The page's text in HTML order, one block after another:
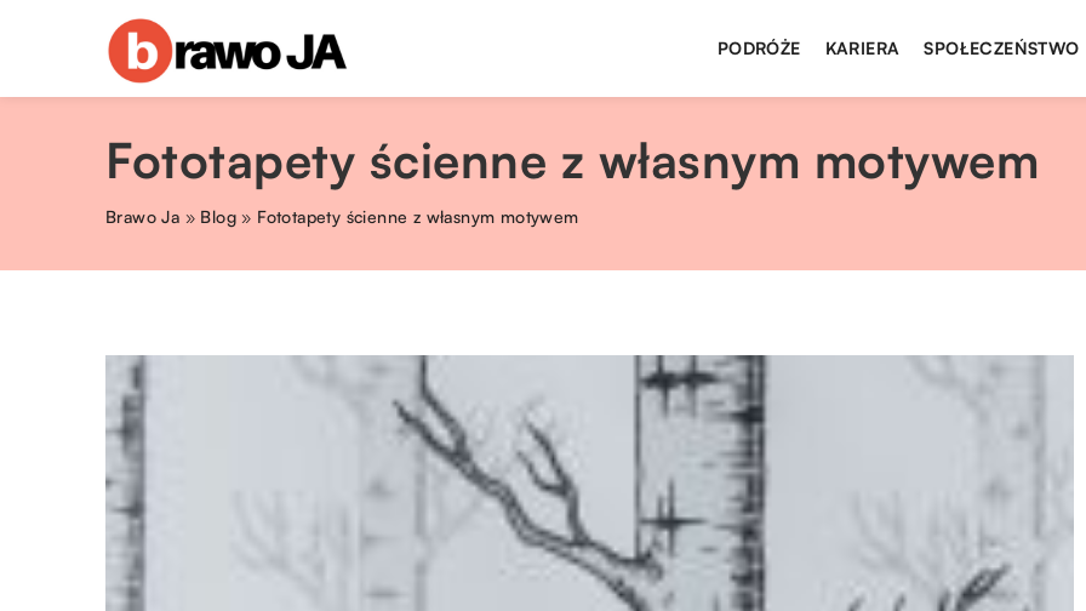
PODRÓŻE KARIERA SPOŁECZEŃSTWO
Fototapety ścienne z własnym motywem
Brawo Ja » Blog » Fototapety ścienne z własnym motywem